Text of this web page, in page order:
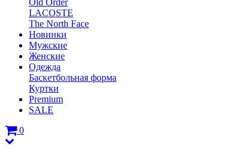
Old Order
LACOSTE
The North Face
Новинки
Мужские
Женские
Одежда
Баскетбольная форма
Куртки
Premium
SALE
0